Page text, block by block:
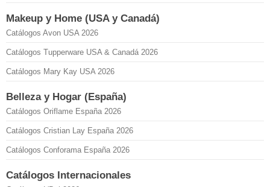
Makeup y Home (USA y Canadá)
Catálogos Avon USA 2026
Catálogos Tupperware USA & Canadá 2026
Catálogos Mary Kay USA 2026
Belleza y Hogar (España)
Catálogos Oriflame España 2026
Catálogos Cristian Lay España 2026
Catálogos Conforama España 2026
Catálogos Internacionales